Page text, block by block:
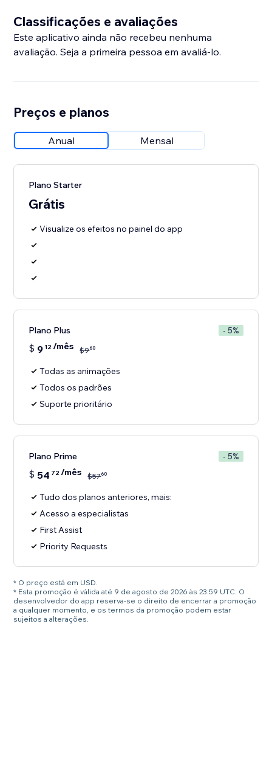
Classificações e avaliações
Este aplicativo ainda não recebeu nenhuma
avaliação. Seja a primeira pessoa em avaliá-lo.
Preços e planos
Anual Mensal
Plano Starter
Grátis
Visualize os efeitos no painel do app
Plano Plus - 5%
$ 9 12/mês $960
Todas as animações
Todos os padrões
Suporte prioritário
Plano Prime - 5%
$ 54 72/mês $5760
Tudo dos planos anteriores, mais:
Acesso a especialistas
First Assist
Priority Requests
* O preço está em USD.
* Esta promoção é válida até 9 de agosto de 2026 às 23:59 UTC. O
desenvolvedor do app reserva-se o direito de encerrar a promoção
a qualquer momento, e os termos da promoção podem estar
sujeitos a alterações.